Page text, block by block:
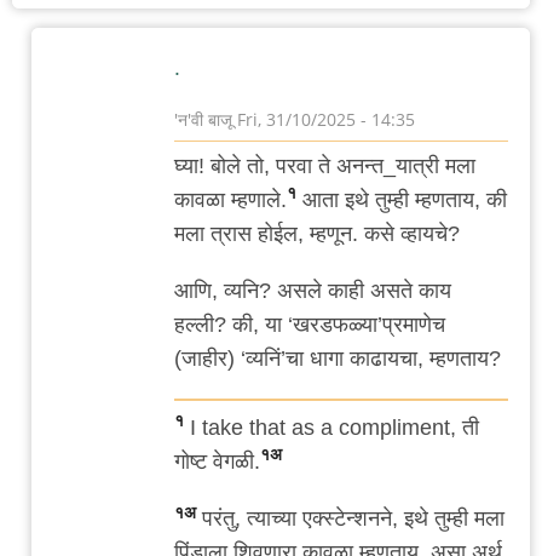
.
'न'वी बाजू Fri, 31/10/2025 - 14:35
In
by
तिरशिंगराव
घ्या! बोले तो, परवा ते अनन्त_यात्री मला
कावळा म्हणाले.१ आता इथे तुम्ही म्हणताय, की
मला त्रास होईल, म्हणून. कसे व्हायचे?
आणि, व्यनि? असले काही असते काय
हल्ली? की, या ‘खरडफळ्या’प्रमाणेच
(जाहीर) ‘व्यनिं’चा धागा काढायचा, म्हणताय?
१ I take that as a compliment, ती
गोष्ट वेगळी.१अ
१अ परंतु, त्याच्या एक्स्टेन्शनने, इथे तुम्ही मला